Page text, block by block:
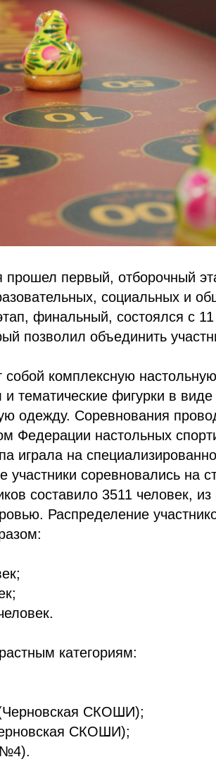
прошел первый, отборочный
социальных и
финальный, состоялся с
позволил объединить
комплексную настольную
и тематические фигурки в
одежду. Соревнования
Федерации настольных
играла на
участники соревновались на
составило 3511 человек,
Распределение
категориям:
СКОШИ);
СКОШИ);